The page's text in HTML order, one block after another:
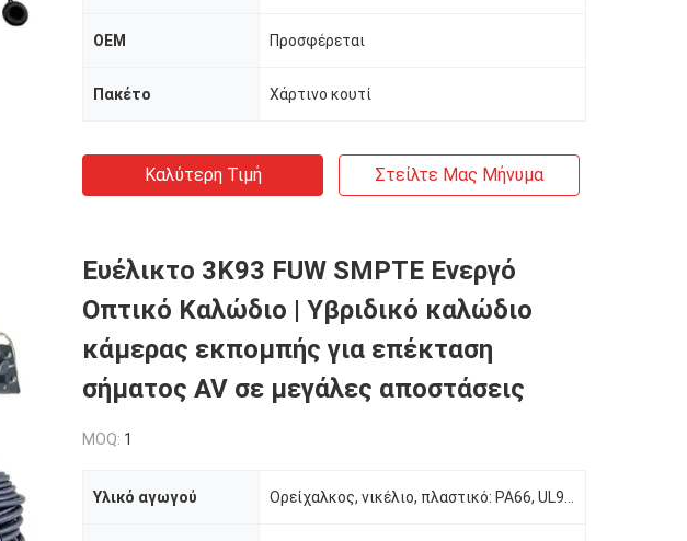
OEM Προσφέρεται
Πακέτο Χάρτινο κουτί
Καλύτερη Τιμή Στείλτε Μας Μήνυμα
Ευέλικτο 3K93 FUW SMPTE Ενεργό
Οπτικό Καλώδιο | Υβριδικό καλώδιο
κάμερας εκπομπής για επέκταση
σήματος AV σε μεγάλες αποστάσεις
MOQ: 1
Υλικό αγωγού